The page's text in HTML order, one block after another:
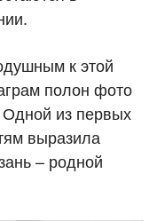
к этой
полон фото
из первых
выразила
– родной